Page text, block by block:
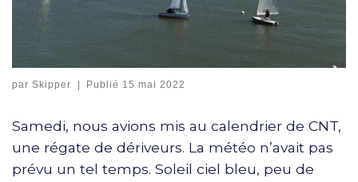
par Skipper Publié 15 mai 2022
Samedi, nous avions mis au calendrier de CNT,
une régate de dériveurs. La météo n’avait pas
prévu un tel temps. Soleil ciel bleu, peu de